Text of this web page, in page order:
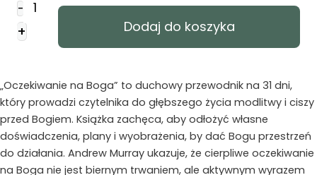
-
Oczekiwanie
na
+ Dodaj do koszyka
„Oczekiwanie na Boga” to duchowy przewodnik na 31 dni,
który prowadzi czytelnika do głębszego życia modlitwy i ciszy
przed Bogiem. Książka zachęca, aby odłożyć własne
doświadczenia, plany i wyobrażenia, by dać Bogu przestrzeń
do działania. Andrew Murray ukazuje, że cierpliwe oczekiwanie
na Boga nie jest biernym trwaniem, ale aktywnym wyrazem